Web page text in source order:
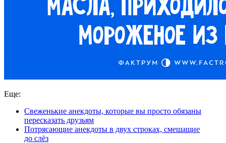
Еще:
Свеженькие анекдоты, которые вы просто обязаны
пересказать друзьям
Потрясающие анекдоты в двух строках, смешащие
до слёз